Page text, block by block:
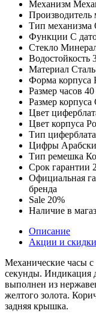
Механизм
Производитель
Тип механизма
Функции С
Стекло
Водостойкость
Материал
Форма корпуса
Размер часов
Размер корпуса
Цвет
Цвет корпуса
Тип циферблата
Цифры
Тип ремешка
Срок гарантии
Официальная
бренда
Sale 20%
Наличие в
Описание
Акции и скидки
Механические часы
секунды. Индикация
выполнен из
желтого золота.
задняя крышка.